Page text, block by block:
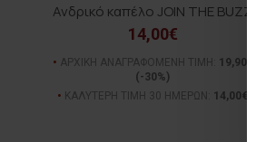
Ανδρικό καπέλο JOIN THE BUZZ
14,00€
ΑΡΧΙΚΗ ΑΝΑΓΡΑΦΟΜΕΝΗ ΤΙΜΗ:
19,90€
(-30%)
ΚΑΛΥΤΕΡΗ ΤΙΜΗ 30 ΗΜΕΡΩΝ:
14,00€